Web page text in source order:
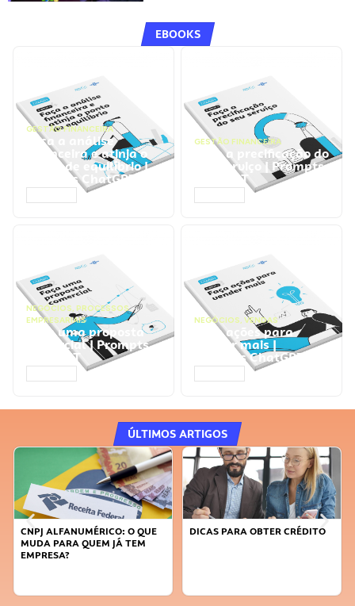
EBOOKS
GESTÃO FINANCEIRA
Faça a análise
financeira e atinja o
ponto de equilíbrio |
Prompts ChatGPT
GESTÃO FINANCEIRA
Faça a precificação do
seu serviço | Prompts
ChatGPT
NEGÓCIOS, PROCESSOS
EMPRESARIAIS
Faça uma proposta
comercial | Prompts
ChatGPT
NEGÓCIOS, VENDAS
Faça ações para
vender mais |
Prompts ChatGPT
ÚLTIMOS ARTIGOS
CNPJ ALFANUMÉRICO: O QUE
MUDA PARA QUEM JÁ TEM
EMPRESA?
DICAS PARA OBTER CRÉDITO